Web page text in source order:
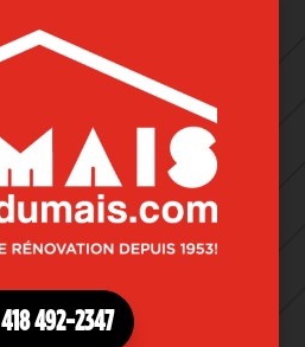
418 492-2347